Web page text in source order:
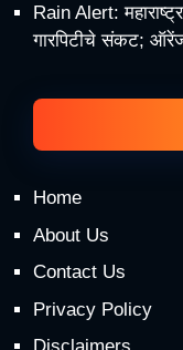
Rain Alert:
गारपिटीचे संकट;
Home
About Us
Contact Us
Privacy Policy